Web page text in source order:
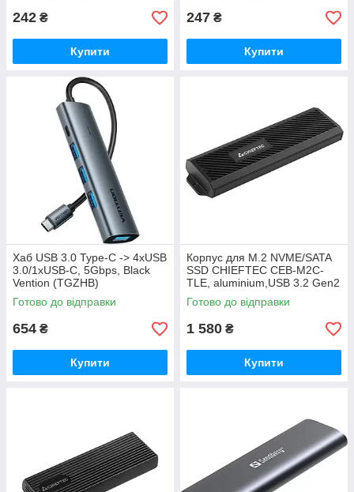
242 ₴
Купити
247 ₴
Купити
Хаб USB 3.0 Type-C -> 4xUSB
3.0/1xUSB-C, 5Gbps, Black
Vention (TGZHB)
Готово до відправки
654 ₴
Купити
Корпус для M.2 NVME/SATA
SSD CHIEFTEC CEB-M2C-
TLE, aluminium,USB 3.2 Gen2
Type-C, RETAIL
Готово до відправки
1 580 ₴
Купити